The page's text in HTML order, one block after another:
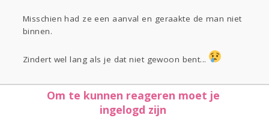
Misschien had ze een aanval en geraakte de man niet
binnen.
Zindert wel lang als je dat niet gewoon bent...
Om te kunnen reageren moet je
ingelogd zijn